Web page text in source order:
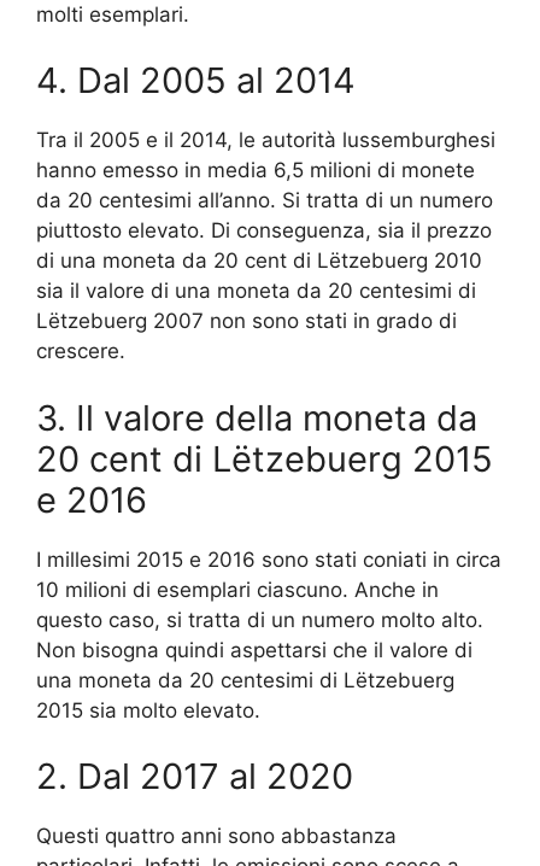
molti esemplari.
4. Dal 2005 al 2014
Tra il 2005 e il 2014, le autorità lussemburghesi
hanno emesso in media 6,5 milioni di monete
da 20 centesimi all’anno. Si tratta di un numero
piuttosto elevato. Di conseguenza, sia il prezzo
di una moneta da 20 cent di Lëtzebuerg 2010
sia il valore di una moneta da 20 centesimi di
Lëtzebuerg 2007 non sono stati in grado di
crescere.
3. Il valore della moneta da
20 cent di Lëtzebuerg 2015
e 2016
I millesimi 2015 e 2016 sono stati coniati in circa
10 milioni di esemplari ciascuno. Anche in
questo caso, si tratta di un numero molto alto.
Non bisogna quindi aspettarsi che il valore di
una moneta da 20 centesimi di Lëtzebuerg
2015 sia molto elevato.
2. Dal 2017 al 2020
Questi quattro anni sono abbastanza